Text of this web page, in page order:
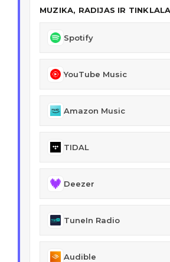
MUZIKA, RADIJAS IR
Spotify
YouTube Music
Amazon Music
TIDAL
Deezer
TuneIn Radio
Audible